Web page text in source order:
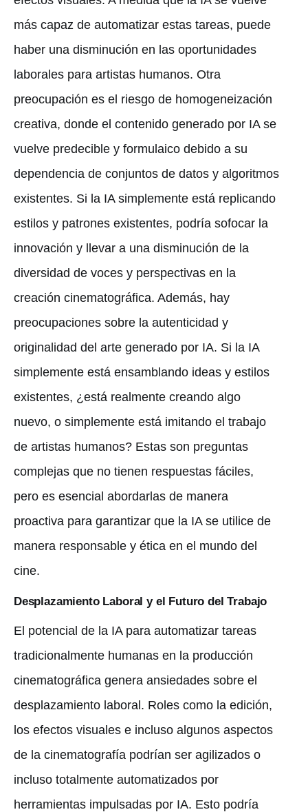
más capaz de automatizar estas tareas, puede
haber una disminución en las oportunidades
laborales para artistas humanos. Otra
preocupación es el riesgo de homogeneización
creativa, donde el contenido generado por IA se
vuelve predecible y formulaico debido a su
dependencia de conjuntos de datos y algoritmos
existentes. Si la IA simplemente está replicando
estilos y patrones existentes, podría sofocar la
innovación y llevar a una disminución de la
diversidad de voces y perspectivas en la
creación cinematográfica. Además, hay
preocupaciones sobre la autenticidad y
originalidad del arte generado por IA. Si la IA
simplemente está ensamblando ideas y estilos
existentes, ¿está realmente creando algo
nuevo, o simplemente está imitando el trabajo
de artistas humanos? Estas son preguntas
complejas que no tienen respuestas fáciles,
pero es esencial abordarlas de manera
proactiva para garantizar que la IA se utilice de
manera responsable y ética en el mundo del
cine.
Desplazamiento Laboral y el Futuro del Trabajo
El potencial de la IA para automatizar tareas
tradicionalmente humanas en la producción
cinematográfica genera ansiedades sobre el
desplazamiento laboral. Roles como la edición,
los efectos visuales e incluso algunos aspectos
de la cinematografía podrían ser agilizados o
incluso totalmente automatizados por
herramientas impulsadas por IA. Esto podría